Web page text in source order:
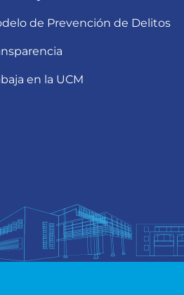
de Prevención de Delitos
en la UCM